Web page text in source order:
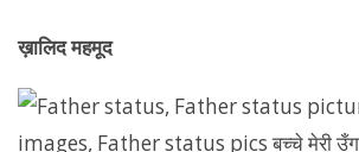
ख़ालिद महमूद